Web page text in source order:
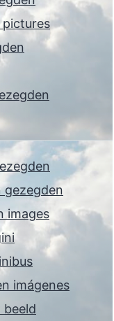
pictures
gezegden
images
imágenes
beeld